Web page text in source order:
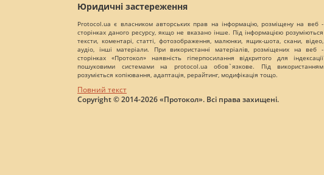
Юридичні застереження
Protocol.ua є власником авторських прав на інформацію, розміщену на веб -
сторінках даного ресурсу, якщо не вказано інше. Під інформацією розуміються
тексти, коментарі, статті, фотозображення, малюнки, ящик-шота, скани, відео,
аудіо, інші матеріали. При використанні матеріалів, розміщених на веб -
сторінках «Протокол» наявність гіперпосилання відкритого для індексації
пошуковими системами на protocol.ua обов`язкове. Під використанням
розуміється копіювання, адаптація, рерайтинг, модифікація тощо.
Повний текст
Copyright © 2014-2026 «Протокол». Всі права захищені.